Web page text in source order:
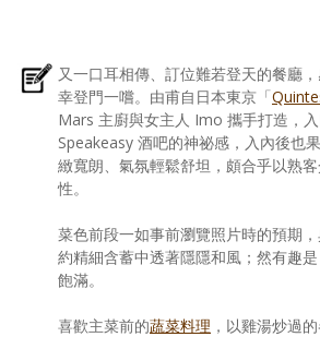
又一口耳相傳、訂位難若登天的餐廳
幸登門一嚐。由甫自日本東京「
Mars 主廚與女主人 Imo 攜手打造，
Speakeasy 酒吧的神祕感，入內後也
緻寬朗、氣氛輕鬆舒坦，頗合乎以熟
性。
菜色前段一如事前瀏覽照片時的預期
約精細含蓄中透著隱隱和風；然有趣
飽滿。
喜歡主菜前的蔬菜料理 ，以雞湯炒過